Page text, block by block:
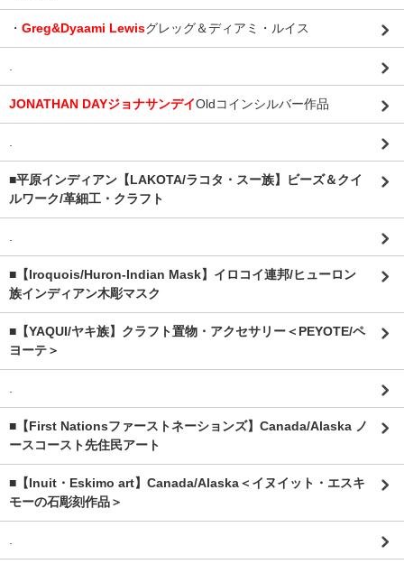
・ Greg&Dyaami Lewisグレッグ＆ディアミ・ルイス
.
JONATHAN DAYジョナサンデイOldコインシルバー作品
.
■平原インディアン【LAKOTA/ラコタ・スー族】ビーズ＆クイ
ルワーク/革細工・クラフト
.
■【Iroquois/Huron-Indian Mask】イロコイ連邦/ヒューロン
族インディアン木彫マスク
■【YAQUI/ヤキ族】クラフト置物・アクセサリー＜PEYOTE/ペ
ヨーテ＞
.
■【First Nationsファーストネーションズ】Canada/Alaska ノ
ースコースト先住民アート
■【Inuit・Eskimo art】Canada/Alaska＜イヌイット・エスキ
モーの石彫刻作品＞
.